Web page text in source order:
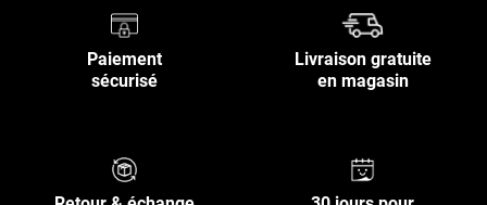
Paiement
sécurisé
Livraison gratuite
en magasin